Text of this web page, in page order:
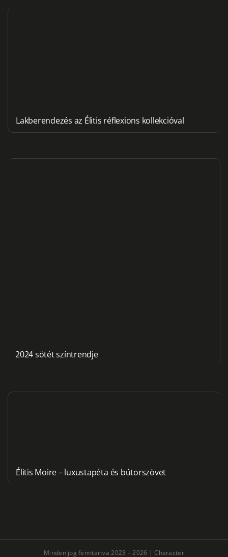
Lakberendezés az Élitis réflexions kollekcióval
2024 sötét színtrendje
Élitis Moire – luxustapéta és bútorszövet
Minden jog fenntartva 2023 – 2026 | Character